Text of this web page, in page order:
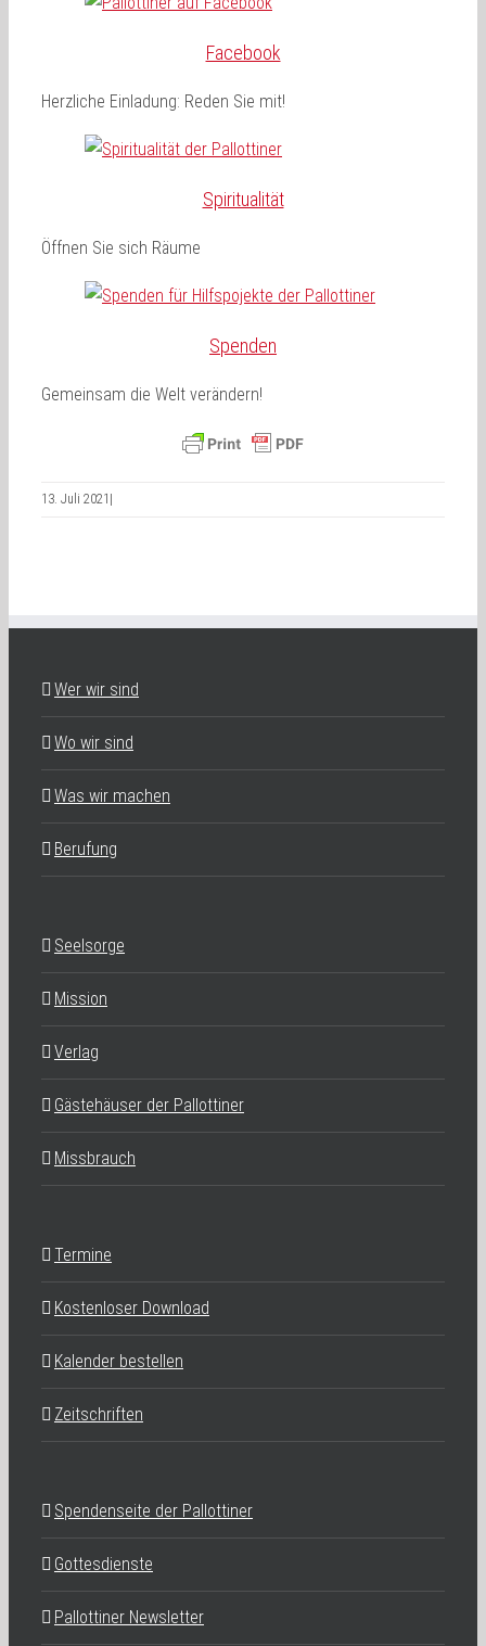
Facebook
Herzliche Einladung: Reden Sie mit!
Spiritualität
Öffnen Sie sich Räume
Spenden
Gemeinsam die Welt verändern!
13. Juli 2021
Wer wir sind
Wo wir sind
Was wir machen
Berufung
Seelsorge
Mission
Verlag
Gästehäuser der Pallottiner
Missbrauch
Termine
Kostenloser Download
Kalender bestellen
Zeitschriften
Spendenseite der Pallottiner
Gottesdienste
Pallottiner Newsletter